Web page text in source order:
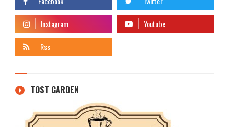
TOST GARDEN